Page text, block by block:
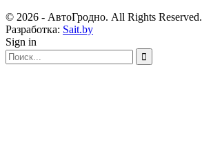
© 2026 - АвтоГродно. All Rights Reserved.
Разработка: Sait.by
Sign in